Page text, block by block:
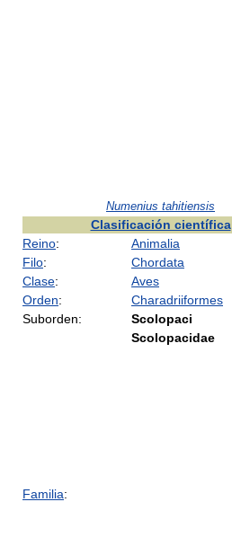
Numenius tahitiensis
Clasificación científica
Reino:
Animalia
Filo:
Chordata
Clase:
Aves
Orden:
Charadriiformes
Suborden:
Scolopaci
Familia:
Scolopacidae